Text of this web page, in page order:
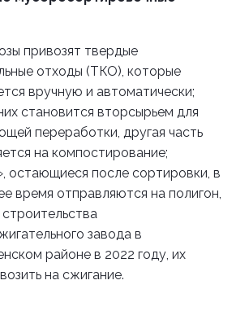
привозят твердые
отходы (ТКО), которые
вручную и автоматически;
становится вторсырьем для
переработки, другая часть
на компостирование;
остающиеся после сортировки, в
время отправляются на полигон,
завода в
районе в 2022 году, их
на сжигание.